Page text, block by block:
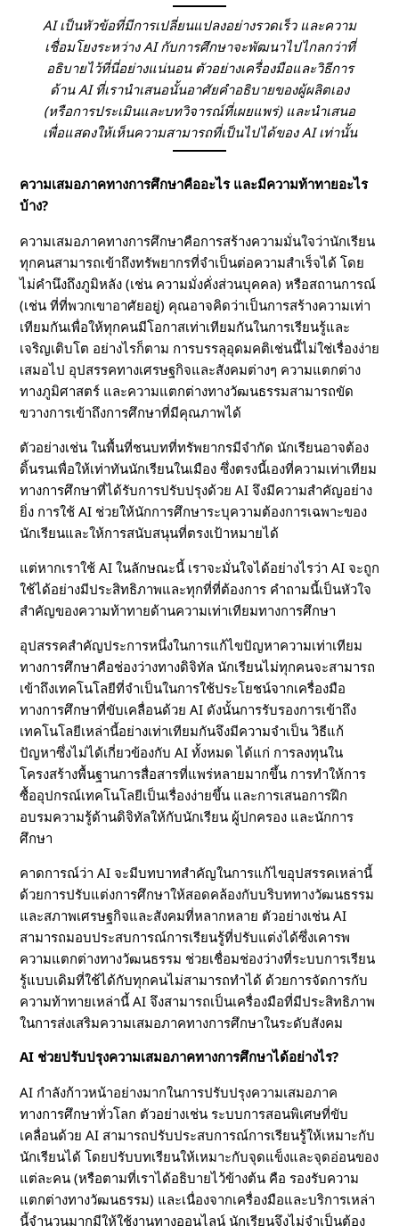
AI เป็นหัวข้อที่มีการเปลี่ยนแปลงอย่างรวดเร็ว และความ
เชื่อมโยงระหว่าง AI กับการศึกษาจะพัฒนาไปไกลกว่าที่
อธิบายไว้ที่นี่อย่างแน่นอน ตัวอย่างเครื่องมือและวิธีการ
ด้าน AI ที่เรานำเสนอนั้นอาศัยคำอธิบายของผู้ผลิตเอง
(หรือการประเมินและบทวิจารณ์ที่เผยแพร่) และนำเสนอ
เพื่อแสดงให้เห็นความสามารถที่เป็นไปได้ของ AI เท่านั้น
ความเสมอภาคทางการศึกษาคืออะไร และมีความท้าทายอะไร
บ้าง?
ความเสมอภาคทางการศึกษาคือการสร้างความมั่นใจว่านักเรียน
ทุกคนสามารถเข้าถึงทรัพยากรที่จำเป็นต่อความสำเร็จได้ โดย
ไม่คำนึงถึงภูมิหลัง (เช่น ความมั่งคั่งส่วนบุคคล) หรือสถานการณ์
(เช่น ที่ที่พวกเขาอาศัยอยู่) คุณอาจคิดว่าเป็นการสร้างความเท่า
เทียมกันเพื่อให้ทุกคนมีโอกาสเท่าเทียมกันในการเรียนรู้และ
เจริญเติบโต อย่างไรก็ตาม การบรรลุอุดมคติเช่นนี้ไม่ใช่เรื่องง่าย
เสมอไป อุปสรรคทางเศรษฐกิจและสังคมต่างๆ ความแตกต่าง
ทางภูมิศาสตร์ และความแตกต่างทางวัฒนธรรมสามารถขัด
ขวางการเข้าถึงการศึกษาที่มีคุณภาพได้
ตัวอย่างเช่น ในพื้นที่ชนบทที่ทรัพยากรมีจำกัด นักเรียนอาจต้อง
ดิ้นรนเพื่อให้เท่าทันนักเรียนในเมือง ซึ่งตรงนี้เองที่ความเท่าเทียม
ทางการศึกษาที่ได้รับการปรับปรุงด้วย AI จึงมีความสำคัญอย่าง
ยิ่ง การใช้ AI ช่วยให้นักการศึกษาระบุความต้องการเฉพาะของ
นักเรียนและให้การสนับสนุนที่ตรงเป้าหมายได้
แต่หากเราใช้ AI ในลักษณะนี้ เราจะมั่นใจได้อย่างไรว่า AI จะถูก
ใช้ได้อย่างมีประสิทธิภาพและทุกที่ที่ต้องการ คำถามนี้เป็นหัวใจ
สำคัญของความท้าทายด้านความเท่าเทียมทางการศึกษา
อุปสรรคสำคัญประการหนึ่งในการแก้ไขปัญหาความเท่าเทียม
ทางการศึกษาคือช่องว่างทางดิจิทัล นักเรียนไม่ทุกคนจะสามารถ
เข้าถึงเทคโนโลยีที่จำเป็นในการใช้ประโยชน์จากเครื่องมือ
ทางการศึกษาที่ขับเคลื่อนด้วย AI ดังนั้นการรับรองการเข้าถึง
เทคโนโลยีเหล่านี้อย่างเท่าเทียมกันจึงมีความจำเป็น วิธีแก้
ปัญหาซึ่งไม่ได้เกี่ยวข้องกับ AI ทั้งหมด ได้แก่ การลงทุนใน
โครงสร้างพื้นฐานการสื่อสารที่แพร่หลายมากขึ้น การทำให้การ
ซื้ออุปกรณ์เทคโนโลยีเป็นเรื่องง่ายขึ้น และการเสนอการฝึก
อบรมความรู้ด้านดิจิทัลให้กับนักเรียน ผู้ปกครอง และนักการ
ศึกษา
คาดการณ์ว่า AI จะมีบทบาทสำคัญในการแก้ไขอุปสรรคเหล่านี้
ด้วยการปรับแต่งการศึกษาให้สอดคล้องกับบริบททางวัฒนธรรม
และสภาพเศรษฐกิจและสังคมที่หลากหลาย ตัวอย่างเช่น AI
สามารถมอบประสบการณ์การเรียนรู้ที่ปรับแต่งได้ซึ่งเคารพ
ความแตกต่างทางวัฒนธรรม ช่วยเชื่อมช่องว่างที่ระบบการเรียน
รู้แบบเดิมที่ใช้ได้กับทุกคนไม่สามารถทำได้ ด้วยการจัดการกับ
ความท้าทายเหล่านี้ AI จึงสามารถเป็นเครื่องมือที่มีประสิทธิภาพ
ในการส่งเสริมความเสมอภาคทางการศึกษาในระดับสังคม
AI ช่วยปรับปรุงความเสมอภาคทางการศึกษาได้อย่างไร?
AI กำลังก้าวหน้าอย่างมากในการปรับปรุงความเสมอภาค
ทางการศึกษาทั่วโลก ตัวอย่างเช่น ระบบการสอนพิเศษที่ขับ
เคลื่อนด้วย AI สามารถปรับประสบการณ์การเรียนรู้ให้เหมาะกับ
นักเรียนได้ โดยปรับบทเรียนให้เหมาะกับจุดแข็งและจุดอ่อนของ
แต่ละคน (หรือตามที่เราได้อธิบายไว้ข้างต้น คือ รองรับความ
แตกต่างทางวัฒนธรรม) และเนื่องจากเครื่องมือและบริการเหล่า
นี้จำนวนมากมีให้ใช้งานทางออนไลน์ นักเรียนจึงไม่จำเป็นต้อง